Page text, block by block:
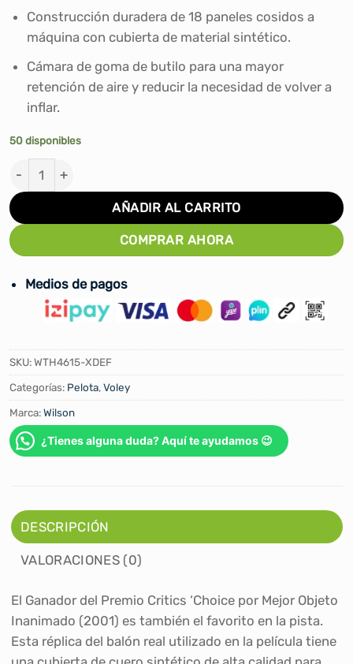
Construcción duradera de 18 paneles cosidos a
máquina con cubierta de material sintético.
Cámara de goma de butilo para una mayor
retención de aire y reducir la necesidad de volver a
inflar.
50 disponibles
PELOTA DE VOLEY WILSON AVP CAST AWAY
AÑADIR AL CARRITO
COMPRAR AHORA
Medios de pagos
SKU:WTH4615-XDEF
Categorías: Pelota,Voley
Marca:Wilson
¿Tienes alguna duda? Aquí te ayudamos 😉
DESCRIPCIÓN
VALORACIONES (0)
El Ganador del Premio Critics ‘Choice por Mejor Objeto
Inanimado (2001) es también el favorito en la pista.
Esta réplica del balón real utilizado en la película tiene